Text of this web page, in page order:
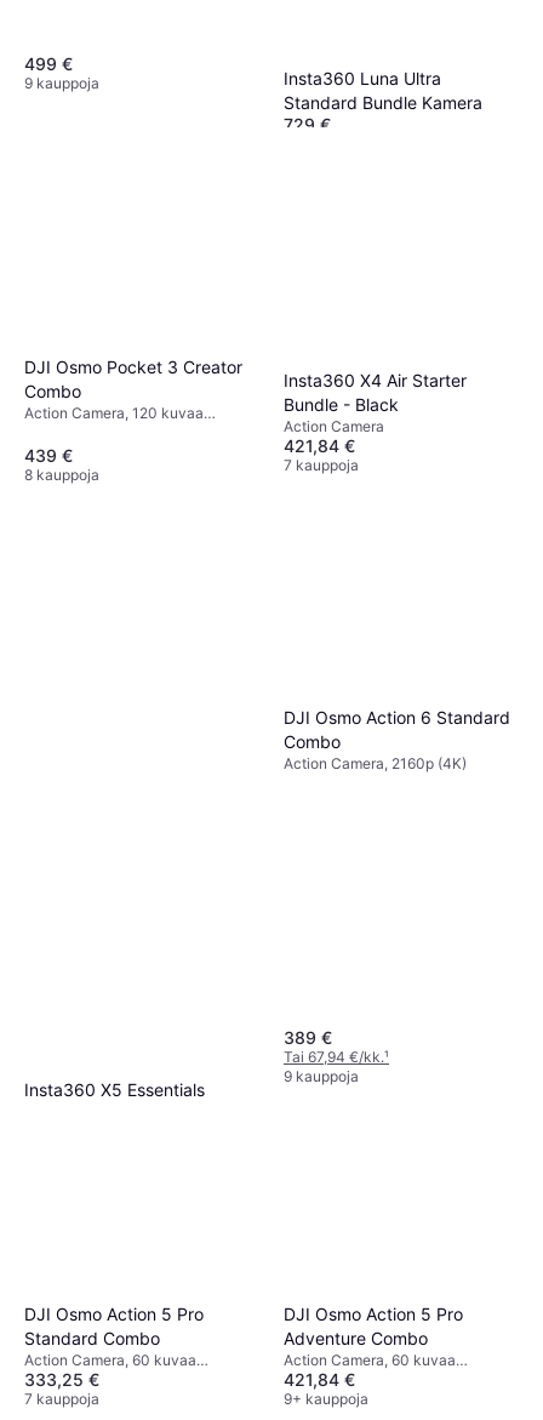
499 €
9 kauppoja
Insta360 Luna Ultra
Standard Bundle Kamera
729 €
DJI Osmo Pocket 3 Creator
Combo
Action Camera, 120 kuvaa
439 €
8 kauppoja
Insta360 X4 Air Starter
Bundle - Black
Action Camera
421,84 €
7 kauppoja
Insta360 X5 Essentials
DJI Osmo Action 6 Standard
Combo
Action Camera, 2160p (4K)
389 €
Tai 67,94 €/kk.¹
9 kauppoja
DJI Osmo Action 5 Pro
Standard Combo
Action Camera, 60 kuvaa
sekunnissa, CMOS, 2160p (4K)
333,25 €
7 kauppoja
DJI Osmo Action 5 Pro
Adventure Combo
Action Camera, 60 kuvaa
sekunnissa, CMOS
421,84 €
9+ kauppoja